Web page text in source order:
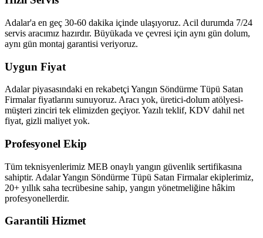
Adalar'a en geç 30-60 dakika içinde ulaşıyoruz. Acil durumda 7/24
servis aracımız hazırdır. Büyükada ve çevresi için aynı gün dolum,
aynı gün montaj garantisi veriyoruz.
Uygun Fiyat
Adalar piyasasındaki en rekabetçi Yangın Söndürme Tüpü Satan
Firmalar fiyatlarını sunuyoruz. Aracı yok, üretici-dolum atölyesi-
müşteri zinciri tek elimizden geçiyor. Yazılı teklif, KDV dahil net
fiyat, gizli maliyet yok.
Profesyonel Ekip
Tüm teknisyenlerimiz MEB onaylı yangın güvenlik sertifikasına
sahiptir. Adalar Yangın Söndürme Tüpü Satan Firmalar ekiplerimiz,
20+ yıllık saha tecrübesine sahip, yangın yönetmeliğine hâkim
profesyonellerdir.
Garantili Hizmet